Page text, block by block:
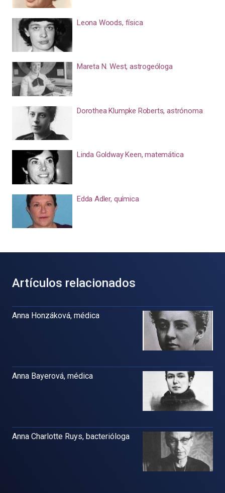
Leona Woods, física
Mareta N. West, astrogeóloga
Dorothea Klumpke Roberts, astrónoma
Linda Goldway Keen, matemática
Edda Adler, química
Artículos relacionados
Anna Honzáková, médica
Anna Bayerová, médica
Anna Charlotte Ruys, bacterióloga